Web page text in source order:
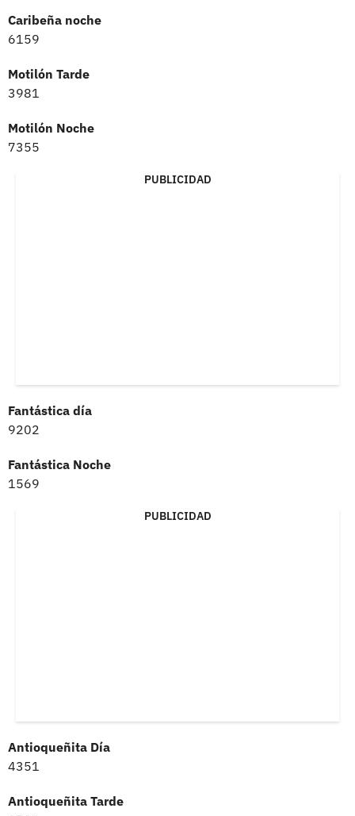
Caribeña noche
6159
Motilón Tarde
3981
Motilón Noche
7355
PUBLICIDAD
Fantástica día
9202
Fantástica Noche
1569
PUBLICIDAD
Antioqueñita Día
4351
Antioqueñita Tarde